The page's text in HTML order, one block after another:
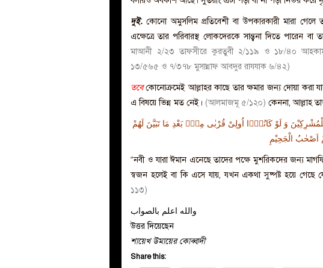
দুই.কোনো অমুসলিম প্রতিবেশী বা উপকারকারী মারা
এক্ষেত্রে তার পরিবারস্থ লোকদেরকে সান্ত্বনা দিতে পারেন
মাআনী ২/২৩ তাফসীরে কুরতুবী ২/১১৯ ও ১৮/৪০
১৩/৫৬৫ ও ৭/৩৭৮ মুসান্নাফ আবদুর রাযযাক ৬/৪২)
তবে কোনোক্রমেই আল্লাহর কাছে তার ক্ষমার জন্য দোয়া করা
এ বিষয়ে ভিন্ন মত নেই। (আলমাজমূ ৫/১২০) কেননা, আল্লাহ
وَ لَوْ كَانُوْۤا اُولِیْ قُرْبٰی مِنْۢ بَعْدِ مَا تَبَیَّنَ لَهُمْ
اَصْحٰبُ الْجَحِیْمِ
“নবী ও যারা ঈমান এনেছে তাদের পক্ষে মুশরিকদের জন্য
স্বজন হলেই বা কি এসে যায়, যখন একথা সুষ্পষ্ট হয়ে গেছে
১১৩)
والله اعلم بالصواب
উত্তর দিয়েছেন
শায়েখ উমায়ের কোব্বাদী
Share this: